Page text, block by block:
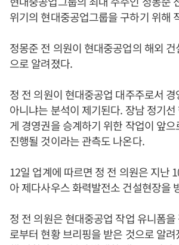
위기의 현대중공업그룹을 구하기 위해
정몽준 전 의원이 현대중공업의 해외
으로 알려졌다.
정 전 의원이 현대중공업 대주주로서
아니냐는 분석이 제기된다. 장남 정기
게 경영권을 승계하기 위한 작업이 앞
진행될 것이라는 관측도 나온다.
12일 업계에 따르면 정 전 의원은 지난
아 제다사우스 화력발전소 건설현장을
정 전 의원은 현대중공업 작업 유니폼
로부터 현황 브리핑을 받은 것으로 알